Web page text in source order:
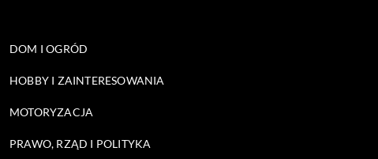
DOM I OGRÓD
HOBBY I ZAINTERESOWANIA
MOTORYZACJA
PRAWO, RZĄD I POLITYKA